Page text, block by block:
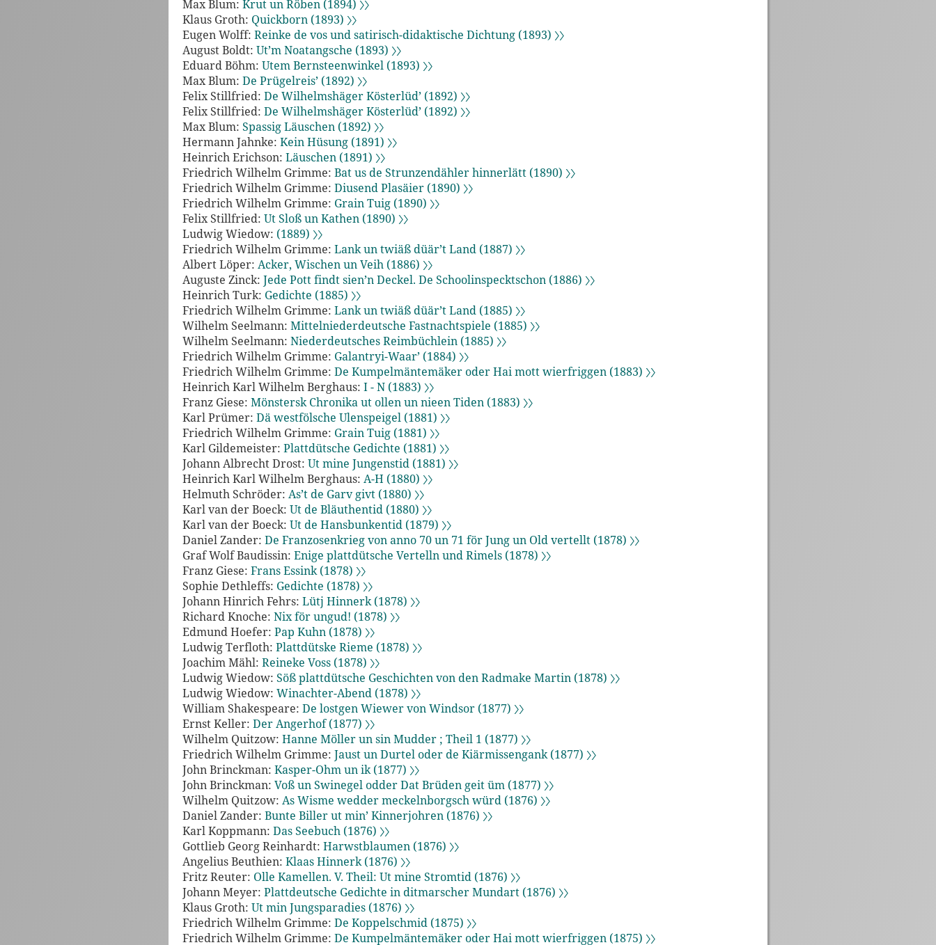
Max Blum: Krut un Röben (1894) 〉〉
Klaus Groth: Quickborn (1893) 〉〉
Eugen Wolff: Reinke de vos und satirisch-didaktische Dichtung (1893) 〉〉
August Boldt: Ut’m Noatangsche (1893) 〉〉
Eduard Böhm: Utem Bernsteenwinkel (1893) 〉〉
Max Blum: De Prügelreis’ (1892) 〉〉
Felix Stillfried: De Wilhelmshäger Kösterlüd’ (1892) 〉〉
Felix Stillfried: De Wilhelmshäger Kösterlüd’ (1892) 〉〉
Max Blum: Spassig Läuschen (1892) 〉〉
Hermann Jahnke: Kein Hüsung (1891) 〉〉
Heinrich Erichson: Läuschen (1891) 〉〉
Friedrich Wilhelm Grimme: Bat us de Strunzendähler hinnerlätt (1890) 〉〉
Friedrich Wilhelm Grimme: Diusend Plasäier (1890) 〉〉
Friedrich Wilhelm Grimme: Grain Tuig (1890) 〉〉
Felix Stillfried: Ut Sloß un Kathen (1890) 〉〉
Ludwig Wiedow: (1889) 〉〉
Friedrich Wilhelm Grimme: Lank un twiäß düär’t Land (1887) 〉〉
Albert Löper: Acker, Wischen un Veih (1886) 〉〉
Auguste Zinck: Jede Pott findt sien’n Deckel. De Schoolinspecktschon (1886) 〉〉
Heinrich Turk: Gedichte (1885) 〉〉
Friedrich Wilhelm Grimme: Lank un twiäß düär’t Land (1885) 〉〉
Wilhelm Seelmann: Mittelniederdeutsche Fastnachtspiele (1885) 〉〉
Wilhelm Seelmann: Niederdeutsches Reimbüchlein (1885) 〉〉
Friedrich Wilhelm Grimme: Galantryi-Waar’ (1884) 〉〉
Friedrich Wilhelm Grimme: De Kumpelmäntemäker oder Hai mott wierfriggen (1883) 〉〉
Heinrich Karl Wilhelm Berghaus: I - N (1883) 〉〉
Franz Giese: Mönstersk Chronika ut ollen un nieen Tiden (1883) 〉〉
Karl Prümer: Dä westfölsche Ulenspeigel (1881) 〉〉
Friedrich Wilhelm Grimme: Grain Tuig (1881) 〉〉
Karl Gildemeister: Plattdütsche Gedichte (1881) 〉〉
Johann Albrecht Drost: Ut mine Jungenstid (1881) 〉〉
Heinrich Karl Wilhelm Berghaus: A-H (1880) 〉〉
Helmuth Schröder: As’t de Garv givt (1880) 〉〉
Karl van der Boeck: Ut de Bläuthentid (1880) 〉〉
Karl van der Boeck: Ut de Hansbunkentid (1879) 〉〉
Daniel Zander: De Franzosenkrieg von anno 70 un 71 för Jung un Old vertellt (1878) 〉〉
Graf Wolf Baudissin: Enige plattdütsche Vertelln und Rimels (1878) 〉〉
Franz Giese: Frans Essink (1878) 〉〉
Sophie Dethleffs: Gedichte (1878) 〉〉
Johann Hinrich Fehrs: Lütj Hinnerk (1878) 〉〉
Richard Knoche: Nix för ungud! (1878) 〉〉
Edmund Hoefer: Pap Kuhn (1878) 〉〉
Ludwig Terfloth: Plattdütske Rieme (1878) 〉〉
Joachim Mähl: Reineke Voss (1878) 〉〉
Ludwig Wiedow: Söß plattdütsche Geschichten von den Radmake Martin (1878) 〉〉
Ludwig Wiedow: Winachter-Abend (1878) 〉〉
William Shakespeare: De lostgen Wiewer von Windsor (1877) 〉〉
Ernst Keller: Der Angerhof (1877) 〉〉
Wilhelm Quitzow: Hanne Möller un sin Mudder ; Theil 1 (1877) 〉〉
Friedrich Wilhelm Grimme: Jaust un Durtel oder de Kiärmissengank (1877) 〉〉
John Brinckman: Kasper-Ohm un ik (1877) 〉〉
John Brinckman: Voß un Swinegel odder Dat Brüden geit üm (1877) 〉〉
Wilhelm Quitzow: As Wisme wedder meckelnborgsch würd (1876) 〉〉
Daniel Zander: Bunte Biller ut min’ Kinnerjohren (1876) 〉〉
Karl Koppmann: Das Seebuch (1876) 〉〉
Gottlieb Georg Reinhardt: Harwstblaumen (1876) 〉〉
Angelius Beuthien: Klaas Hinnerk (1876) 〉〉
Fritz Reuter: Olle Kamellen. V. Theil: Ut mine Stromtid (1876) 〉〉
Johann Meyer: Plattdeutsche Gedichte in ditmarscher Mundart (1876) 〉〉
Klaus Groth: Ut min Jungsparadies (1876) 〉〉
Friedrich Wilhelm Grimme: De Koppelschmid (1875) 〉〉
Friedrich Wilhelm Grimme: De Kumpelmäntemäker oder Hai mott wierfriggen (1875) 〉〉